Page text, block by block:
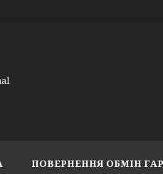
ПОВЕРНЕННЯ ОБМІН